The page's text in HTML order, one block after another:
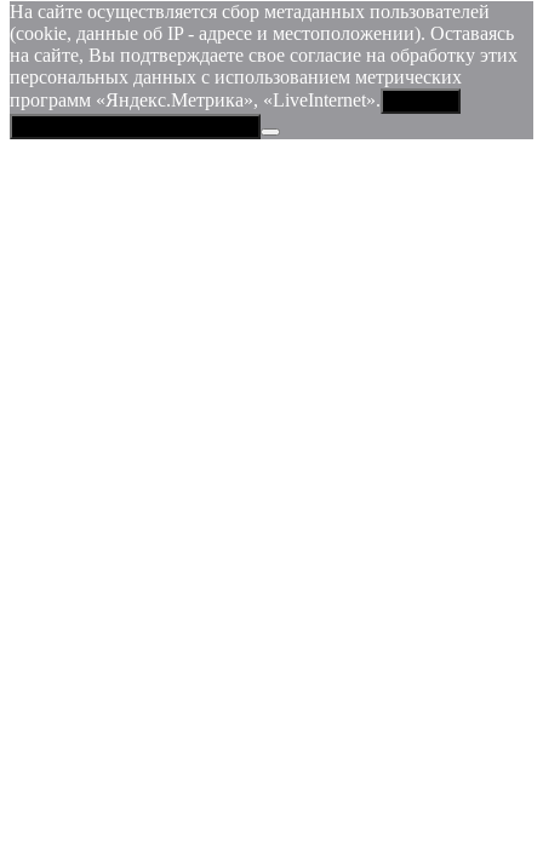
На сайте осуществляется сбор метаданных пользователей
(cookie, данные об IP - адресе и местоположении). Оставаясь
на сайте, Вы подтверждаете свое согласие на обработку этих
персональных данных c использованием метрических
программ «Яндекс.Метрика», «LiveInternet».